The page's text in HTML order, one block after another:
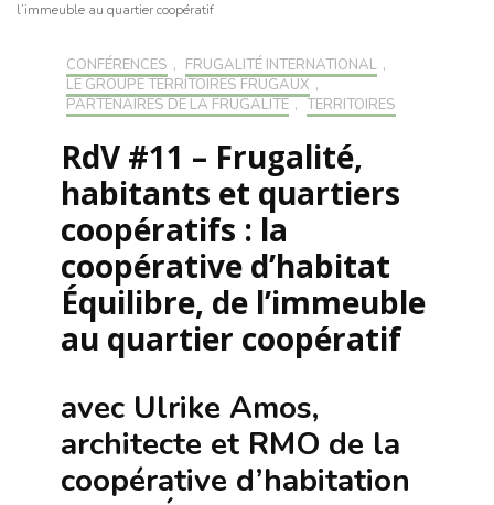
l’immeuble au quartier coopératif
CONFÉRENCES , FRUGALITÉ INTERNATIONAL ,
LE GROUPE TERRITOIRES FRUGAUX ,
PARTENAIRES DE LA FRUGALITÉ , TERRITOIRES
RdV #11 – Frugalité,
habitants et quartiers
coopératifs : la
coopérative d’habitat
Équilibre, de l’immeuble
au quartier coopératif
avec Ulrike Amos,
architecte et RMO de la
coopérative d’habitation